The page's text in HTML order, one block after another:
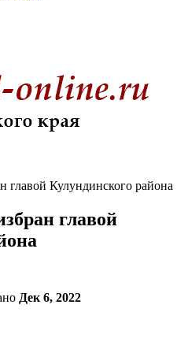
главой Кулундинского района
главой
Дек 6, 2022